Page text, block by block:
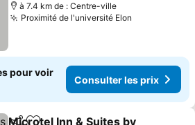
à 7.4 km de : Centre-ville
Proximité de l'université Elon
pour voir
Consulter les prix
Microtel Inn & Suites by